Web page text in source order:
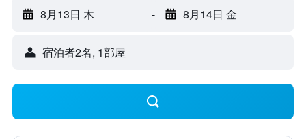
8月13日 木 - 8月14日 金
宿泊者2名, 1​部屋